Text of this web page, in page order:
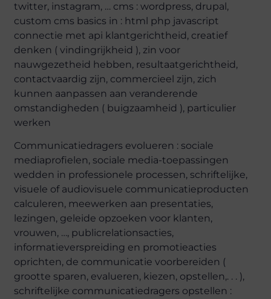
twitter, instagram, … cms : wordpress, drupal,
custom cms basics in : html php javascript
connectie met api klantgerichtheid, creatief
denken ( vindingrijkheid ), zin voor
nauwgezetheid hebben, resultaatgerichtheid,
contactvaardig zijn, commercieel zijn, zich
kunnen aanpassen aan veranderende
omstandigheden ( buigzaamheid ), particulier
werken
Communicatiedragers evolueren : sociale
mediaprofielen, sociale media-toepassingen
wedden in professionele processen, schriftelijke,
visuele of audiovisuele communicatieproducten
calculeren, meewerken aan presentaties,
lezingen, geleide opzoeken voor klanten,
vrouwen, …, publicrelationsacties,
informatieverspreiding en promotieacties
oprichten, de communicatie voorbereiden (
grootte sparen, evalueren, kiezen, opstellen,. . . ),
schriftelijke communicatiedragers opstellen :